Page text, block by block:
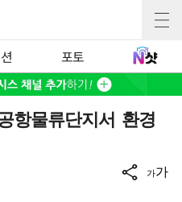
포토
항물류단지서 환경
가가